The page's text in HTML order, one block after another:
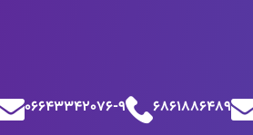
6861886489
06643342076-9